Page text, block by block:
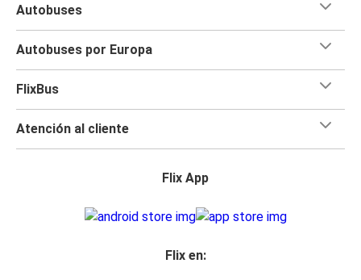
Autobuses
Autobuses por Europa
FlixBus
Atención al cliente
Flix App
Flix en: